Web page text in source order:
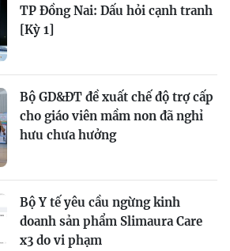
TP Đồng Nai: Dấu hỏi cạnh tranh
[Kỳ 1]
Bộ GD&ĐT đề xuất chế độ trợ cấp
cho giáo viên mầm non đã nghỉ
hưu chưa hưởng
Bộ Y tế yêu cầu ngừng kinh
doanh sản phẩm Slimaura Care
x3 do vi phạm